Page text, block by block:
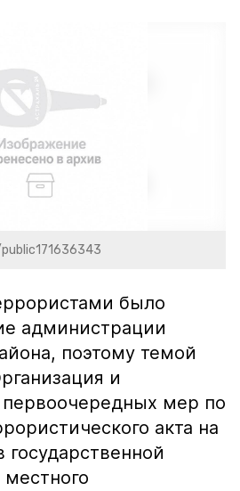
было
администрации
поэтому темой
и
мер по
акта на
государственной
местного